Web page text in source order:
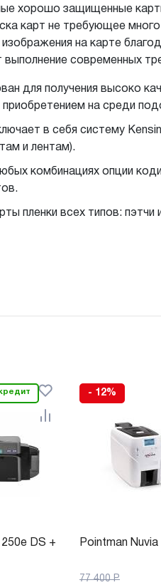
хорошо защищенные
карт не требующее
на карте
современных
для получения высоко
на среди
в себя систему
и лентам).
комбинациях опции
пленки всех типов:
DS +
- 12%
Pointman Nuvia
77 400 Р